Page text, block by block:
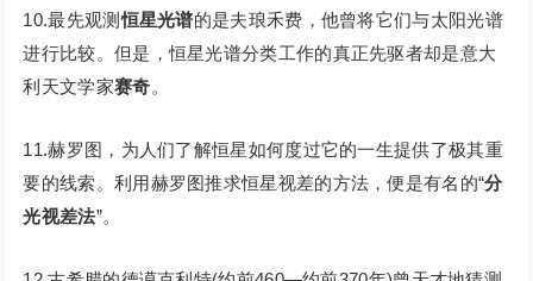
10.最先观测恒星光谱的是夫琅禾费，他曾将它们与太阳光谱
进行比较。但是，恒星光谱分类工作的真正先驱者却是意大
利天文学家赛奇。
11.赫罗图，为人们了解恒星如何度过它的一生提供了极其重
要的线索。利用赫罗图推求恒星视差的方法，便是有名的“分
光视差法”。